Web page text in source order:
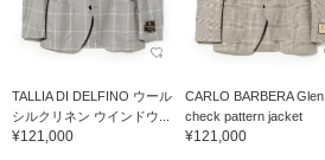
TALLIA DI DELFINO ウール
シルクリネン ウインドウ...
¥121,000
CARLO BARBERA Glen
check pattern jacket
¥121,000